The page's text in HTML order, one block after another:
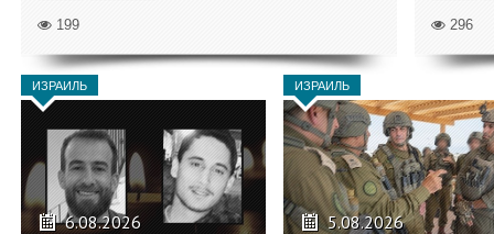
199 296
ИЗРАИЛЬ
6.08.2026
ИЗРАИЛЬ
5.08.2026